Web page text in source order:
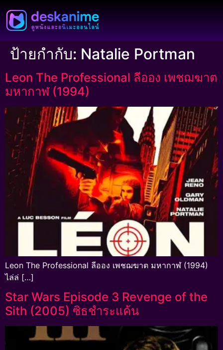
ป้ายกำกับ: Natalie Portman
Leon The Professional ลีออง เพชฌฆาต
มหากาฬ (1994)
Leon The Professional ลีออง เพชฌฆาต มหากาฬ (1994)
ไล่ล่ […]
Star Wars Episode 3 Revenge of the
Sith (2005) ซิธชำระแค้น